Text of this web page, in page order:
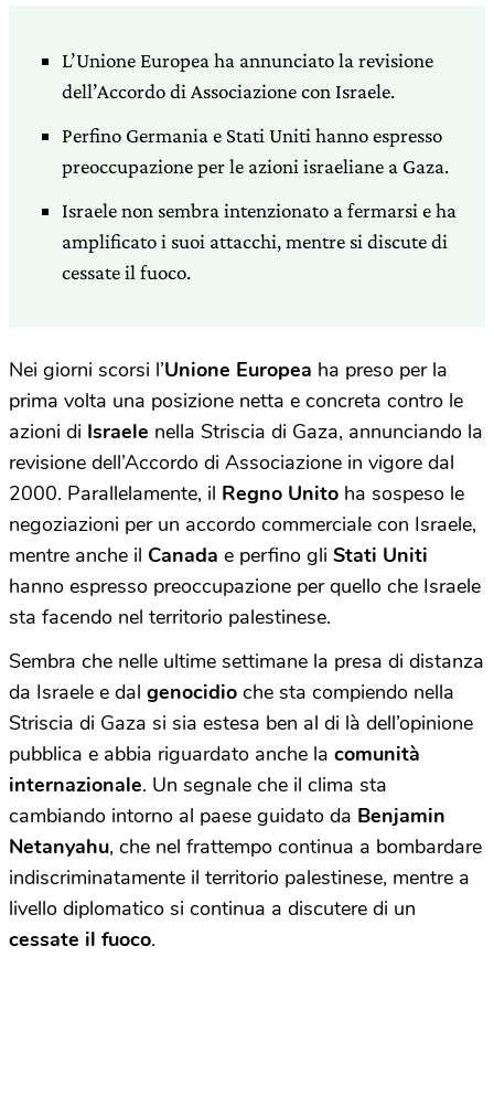
L’Unione Europea ha annunciato la revisione
dell’Accordo di Associazione con Israele.
Perfino Germania e Stati Uniti hanno espresso
preoccupazione per le azioni israeliane a Gaza.
Israele non sembra intenzionato a fermarsi e ha
amplificato i suoi attacchi, mentre si discute di
cessate il fuoco.
Nei giorni scorsi l’Unione Europea ha preso per la
prima volta una posizione netta e concreta contro le
azioni di Israele nella Striscia di Gaza, annunciando la
revisione dell’Accordo di Associazione in vigore dal
2000. Parallelamente, il Regno Unito ha sospeso le
negoziazioni per un accordo commerciale con Israele,
mentre anche il Canada e perfino gli Stati Uniti
hanno espresso preoccupazione per quello che Israele
sta facendo nel territorio palestinese.
Sembra che nelle ultime settimane la presa di distanza
da Israele e dal genocidio che sta compiendo nella
Striscia di Gaza si sia estesa ben al di là dell’opinione
pubblica e abbia riguardato anche la comunità
internazionale. Un segnale che il clima sta
cambiando intorno al paese guidato da Benjamin
Netanyahu, che nel frattempo continua a bombardare
indiscriminatamente il territorio palestinese, mentre a
livello diplomatico si continua a discutere di un
cessate il fuoco.